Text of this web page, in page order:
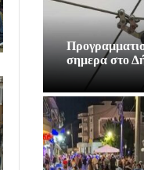
σημερα στο